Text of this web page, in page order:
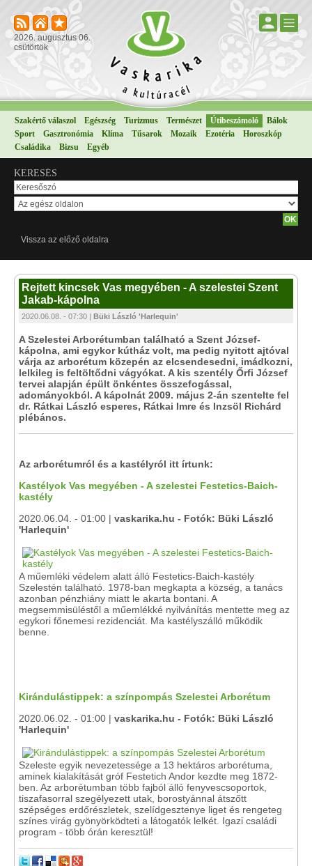
2026. augusztus 06.
csütörtök
Szakértő válaszol Egészség Turizmus Természet Útibeszámoló
Bálok
Sport
Gasztronómia Klíma Tűsarok Mozaik Ezotéria
Horoszkóp
Családika
Bizsu Egyéb
KERESÉS
Vissza az előző oldalra
Rejtett kincsek Vas megyében - A szelestei Szent
Jakab-kápolna
2020.06.08. - 07:30 | Büki László 'Harlequin'
A Szelestei Arborétumban található a Szent József-
kápolna, ami egykor kútház volt, ma pedig nyitott ajtóval
várja az arborétum közepén az elcsendesedni, imádkozni,
lelkileg is feltöltődni vágyókat. A kis szentély Őrfi József
tervei alapján épült önkéntes összefogással,
adományokból. A kápolnát 2009. május 2-án szentelte fel
dr. Rátkai László esperes, Rátkai Imre és Inzsöl Richárd
plébános.
Az arborétumról és a kastélyról itt írtunk:
Kastélyok Vas megyében - A szelestei Festetics-Baich-
kastély
2020.06.04. - 01:00 | vaskarika.hu - Fotók: Büki László
'Harlequin'
A műemléki védelem alatt álló Festetics-Baich-kastély
Szelestén található. 1978-ban megkapta a község, a tanács
azonban pénzhiány miatt le akarta bontani. A
megsemmisüléstől a műemlékké nyilvánítás mentette meg az
egykori főnemesi rezidenciát. Ma kastélyszálló működik
benne.
Kirándulástippek: a színpompás Szelestei Arborétum
2020.06.02. - 01:00 | vaskarika.hu - Fotók: Büki László
'Harlequin'
Szeleste egyik nevezetessége a 13 hektáros arborétuma,
aminek kialakítását gróf Festetich Andor kezdte meg 1872-
ben. Az arborétumban több fajból álló fenyvescsoportok,
tiszafasorral szegélyezett utak, borostyánnal átszőtt
szépséges erdőrészletek, szelídgesztenye liget és rengeteg
színes virág gyönyörködteti a látogatók lelkét. Igazi családi
program - több órán keresztül!